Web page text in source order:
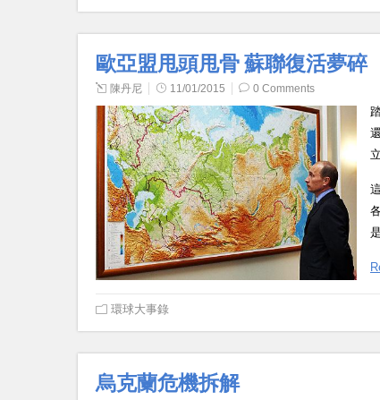
歐亞盟甩頭甩骨 蘇聯復活夢碎
陳丹尼 11/01/2015 0 Comments
環球大事錄
烏克蘭危機拆解